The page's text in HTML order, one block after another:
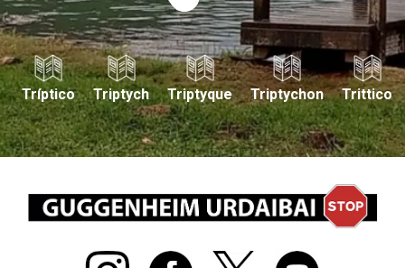
Tríptico Triptych Triptyque Triptychon Trittico